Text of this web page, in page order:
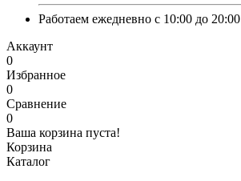
Работаем ежедневно с 10:00 до 20:00
Аккаунт
0
Избранное
0
Сравнение
0
Ваша корзина пуста!
Корзина
Каталог